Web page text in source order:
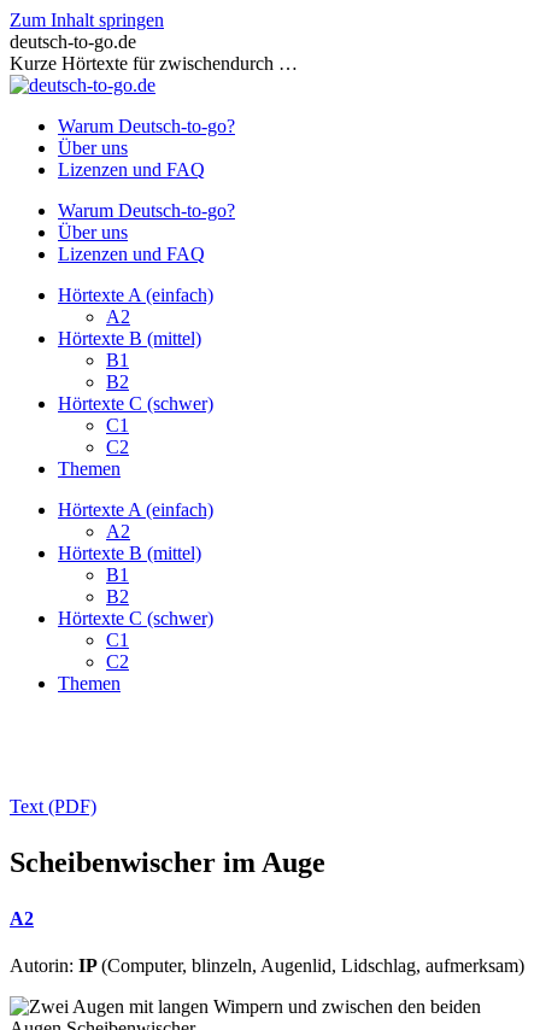
Zum Inhalt springen
deutsch-to-go.de
Kurze Hörtexte für zwischendurch …
Warum Deutsch-to-go?
Über uns
Lizenzen und FAQ
Warum Deutsch-to-go?
Über uns
Lizenzen und FAQ
Hörtexte A (einfach)
A2
Hörtexte B (mittel)
B1
B2
Hörtexte C (schwer)
C1
C2
Themen
Hörtexte A (einfach)
A2
Hörtexte B (mittel)
B1
B2
Hörtexte C (schwer)
C1
C2
Themen
Text (PDF)
Scheibenwischer im Auge
A2
Autorin: IP(Computer, blinzeln, Augenlid, Lidschlag, aufmerksam)